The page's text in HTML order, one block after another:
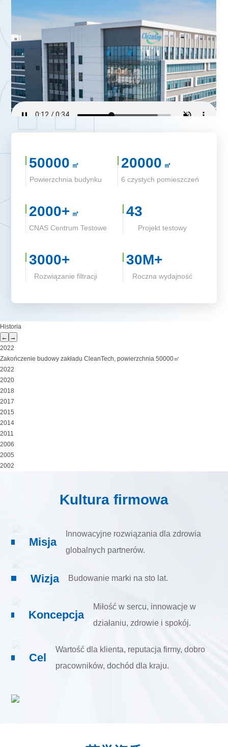
50000 ㎡
Powierzchnia budynku
20000 ㎡
6 czystych pomieszczeń
2000+ ㎡
CNAS Centrum Testowe
43
Projekt testowy
3000+
Rozwiązanie filtracji
30M+
Roczna wydajność
Historia
← →
2022
Zakończenie budowy zakładu CleanTech, powierzchnia 50000㎡
2022
2020
2018
2017
2015
2014
2011
2006
2005
2002
Kultura firmowa
Misja
Innowacyjne rozwiązania dla zdrowia
globalnych partnerów.
Wizja Budowanie marki na sto lat.
Koncepcja
Miłość w sercu, innowacje w
działaniu, zdrowie i spokój.
Cel
Wartość dla klienta, reputacja firmy, dobro
pracowników, dochód dla kraju.